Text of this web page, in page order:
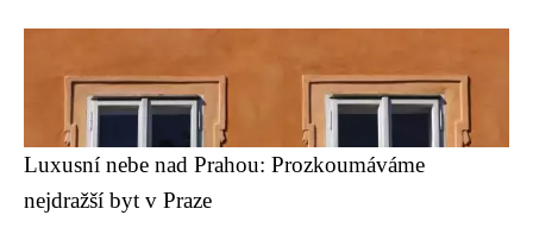
Luxusní nebe nad Prahou: Prozkoumáváme
nejdražší byt v Praze